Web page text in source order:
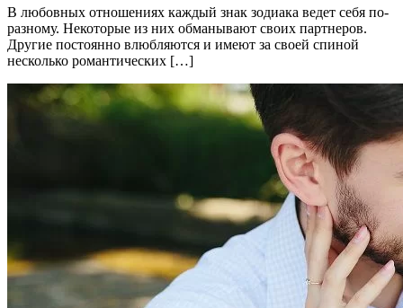
В любовных отношениях каждый знак зодиака ведет себя по-
разному. Некоторые из них обманывают своих партнеров.
Другие постоянно влюбляются и имеют за своей спиной
несколько романтических […]